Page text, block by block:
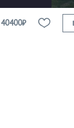
40400₽